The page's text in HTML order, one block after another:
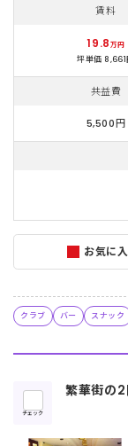
お気に
賃料
19.8万円
坪単価 8,661
共益費
5,500円
クラブ バー スナック
チェック
繁華街の